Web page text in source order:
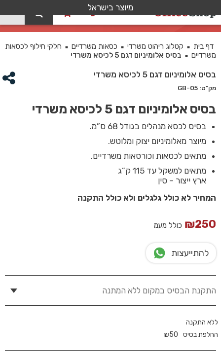
מיוצר בישראל
בסיס אלומיניום דגם 5 לכיסא משרדי
דף בית ■ קטלוג ריהוט משרדי ■ כסאות משרדיים ■
חלקי חילוף לכסאות
משרדיים ■ בסיס אלומיניום דגם 5 לכיסא משרדי
בסיס אלומיניום דגם 5 לכיסא משרדי
מק"ט: GB-05
בסיס אלומיניום דגם 5 לכיסא משרדי
בסיס לכסא מנהלים בגודל 68 ס”מ.
מיוצר מאלומיניום יצוק ומלוטש.
מתאים לכסאות וכורסאות משרדיים.
מתאים למשקל עד 115 ק”ג
ארץ ייצור – סין
המחיר לא כולל גלגלים ולא כולל התקנה
₪250 כולל מעמ
להתייעצות
התקנת הבסיס במקום ללא המתנה
ללא התקנה
החלפת בסיס
₪50